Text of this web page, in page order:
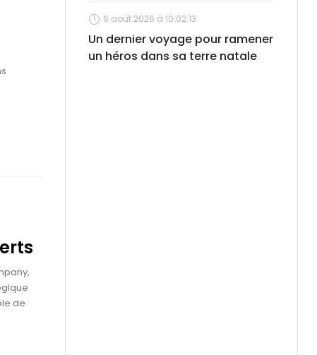
de
6 août 2026 à 10:02:13
Un dernier voyage pour ramener
un héros dans sa terre natale